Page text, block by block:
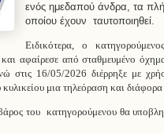
ενός ημεδαπού άνδρα, τα
οποίου έχουν ταυτοποιηθεί.
Ειδικότερα, ο
αφαίρεσε από σταθμευμένο
στις 16/05/2026 διέρρηξε με
μια τηλεόραση και
του κατηγορούμενου θα